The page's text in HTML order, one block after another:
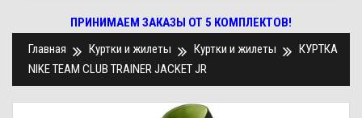
ПРИНИМАЕМ ЗАКАЗЫ ОТ 5 КОМПЛЕКТОВ!
Главная
Куртки и жилеты Куртки и жилеты
КУРТКА
NIKE TEAM CLUB TRAINER JACKET JR